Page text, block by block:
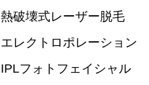
熱破壊式レーザー脱毛
エレクトロポレーション
IPLフォトフェイシャル